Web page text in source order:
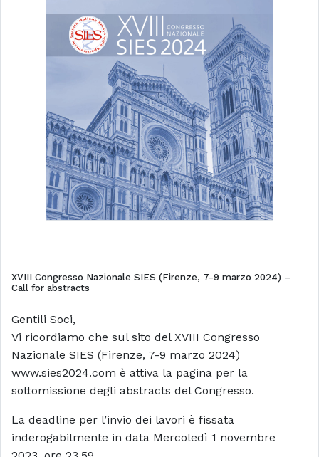
XVIII Congresso Nazionale SIES (Firenze, 7-9 marzo 2024) –
Call for abstracts
Gentili Soci,
Vi ricordiamo che sul sito del XVIII Congresso
Nazionale SIES (Firenze, 7-9 marzo 2024)
www.sies2024.com è attiva la pagina per la
sottomissione degli abstracts del Congresso.
La deadline per l’invio dei lavori è fissata
inderogabilmente in data Mercoledì 1 novembre